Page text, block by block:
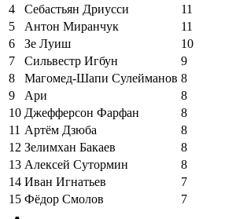
4
Себастьян Дриусси
11
5
Антон Миранчук
11
6
Зе Луиш
10
7
Сильвестр Игбун
9
8
Магомед-Шапи Сулейманов 8
9
Ари
8
10 Джефферсон Фарфан
8
11 Артём Дзюба
8
12 Зелимхан Бакаев
8
13 Алексей Сутормин
8
14 Иван Игнатьев
7
15 Фёдор Смолов 7